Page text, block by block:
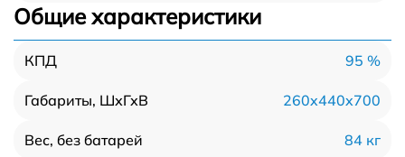
Общие характеристики
КПД 95 %
Габариты, ШхГхВ 260x440x700
Вес, без батарей 84 кг